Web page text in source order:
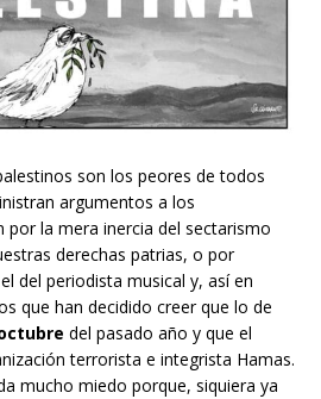
son los peores de todos
argumentos a los
por la mera inercia del sectarismo
derechas patrias, o por
del periodista musical y, así en
que han decidido creer que lo de
del pasado año y que el
terrorista e integrista Hamas.
mucho miedo porque, siquiera ya